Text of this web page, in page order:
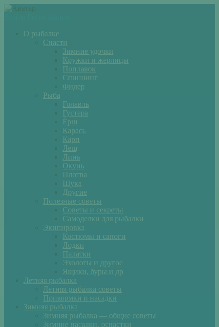
О рыбалке
Снасти
Зимние удочки
Кружки и жерлицы
Поплавок
Спиннинг
Фидер
Рыба
Голавль
Густера
Ёрш
Карась
Карп
Лещ
Линь
Окунь
Плотва
Щука
Другие
Полезные советы
Советы и секреты
Самоделки для рыбалки
Экипировка
Костюмы и сапоги
Лодки
Палатки
Эхолоты и другое
Ящики, буры и др
Летняя рыбалка
Летняя рыбалка советы
Прикормки и насадки
Зимняя рыбалка
Зимняя рыбалка — общие советы
Зимние насадки, оснастки